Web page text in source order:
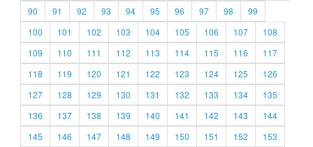
90
91 92 93 94 95 96 97 98
99
100
101 102 103 104 105 106 107
108
109
110 111 112 113 114 115 116
117
118
119 120 121 122 123 124 125
126
127
128 129 130 131 132 133 134
135
136
137 138 139 140 141 142 143
144
145
146 147 148 149 150 151 152
153